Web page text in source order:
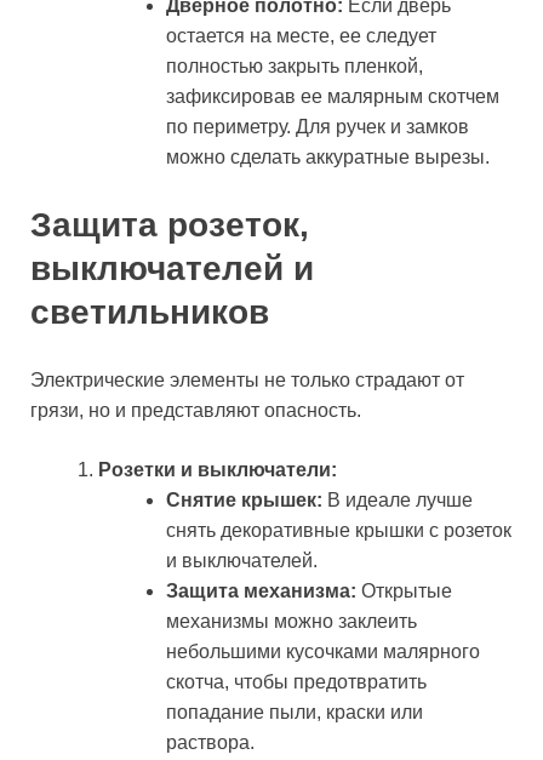
Дверное полотно: Если дверь
остается на месте, ее следует
полностью закрыть пленкой,
зафиксировав ее малярным скотчем
по периметру. Для ручек и замков
можно сделать аккуратные вырезы.
Защита розеток,
выключателей и
светильников
Электрические элементы не только страдают от
грязи, но и представляют опасность.
Розетки и выключатели:
Снятие крышек: В идеале лучше
снять декоративные крышки с розеток
и выключателей.
Защита механизма: Открытые
механизмы можно заклеить
небольшими кусочками малярного
скотча, чтобы предотвратить
попадание пыли, краски или
раствора.